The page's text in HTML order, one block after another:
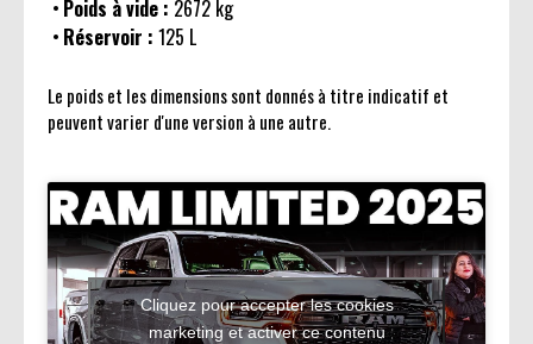
Poids à vide : 2672 kg
Réservoir : 125 L
Le poids et les dimensions sont donnés à titre indicatif et
peuvent varier d'une version à une autre.
Cliquez pour accepter les cookies
marketing et activer ce contenu